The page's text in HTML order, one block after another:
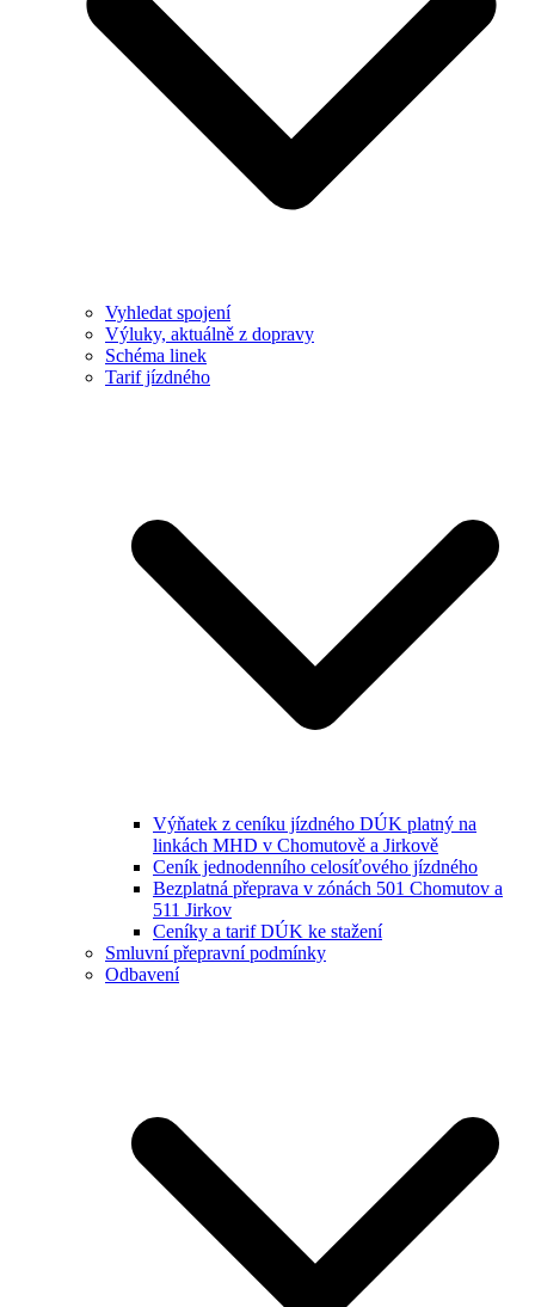
Vyhledat spojení
Výluky, aktuálně z dopravy
Schéma linek
Tarif jízdného
Výňatek z ceníku jízdného DÚK platný na
linkách MHD v Chomutově a Jirkově
Ceník jednodenního celosíťového jízdného
Bezplatná přeprava v zónách 501 Chomutov a
511 Jirkov
Ceníky a tarif DÚK ke stažení
Smluvní přepravní podmínky
Odbavení